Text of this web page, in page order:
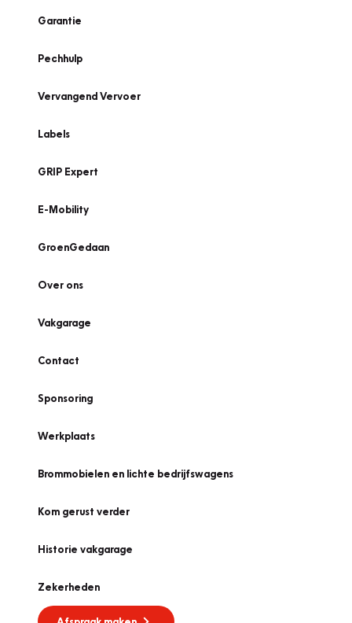
Garantie
Pechhulp
Vervangend Vervoer
Labels
GRIP Expert
E-Mobility
GroenGedaan
Over ons
Vakgarage
Contact
Sponsoring
Werkplaats
Brommobielen en lichte bedrijfswagens
Kom gerust verder
Historie vakgarage
Zekerheden